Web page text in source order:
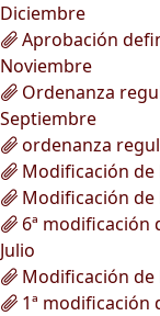
Diciembre
Aprobación
Noviembre
Ordenanza
Septiembre
ordenanza
Modificación
Modificación de
6ª modificación
Julio
Modificación de
1ª